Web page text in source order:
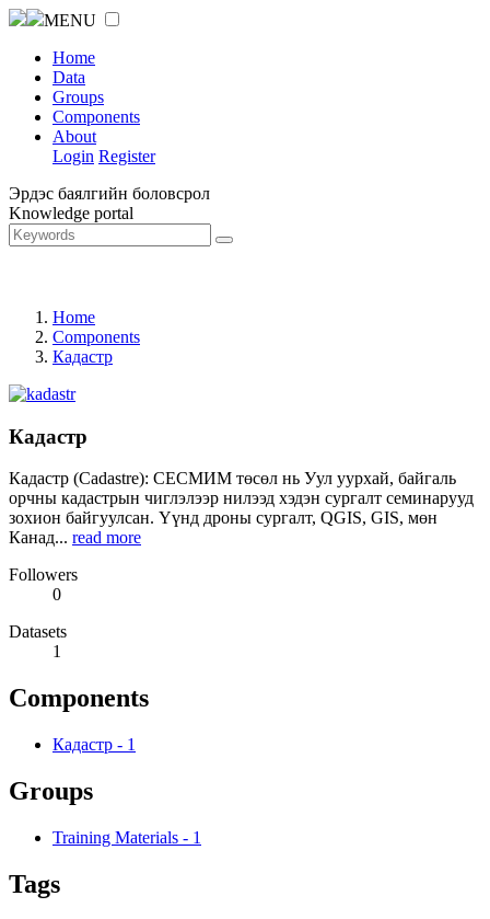
MENU
Home
Data
Groups
Components
About
Login Register
Эрдэс баялгийн боловсрол
Knowledge portal
Home
Components
Кадастр
Кадастр
Кадастр (Cadastre): СЕСМИМ төсөл нь Уул уурхай, байгаль
орчны кадастрын чиглэлээр нилээд хэдэн сургалт семинарууд
зохион байгуулсан. Үүнд дроны сургалт, QGIS, GIS, мөн
Канад... read more
Followers
0
Datasets
1
Components
Кадастр - 1
Groups
Training Materials - 1
Tags